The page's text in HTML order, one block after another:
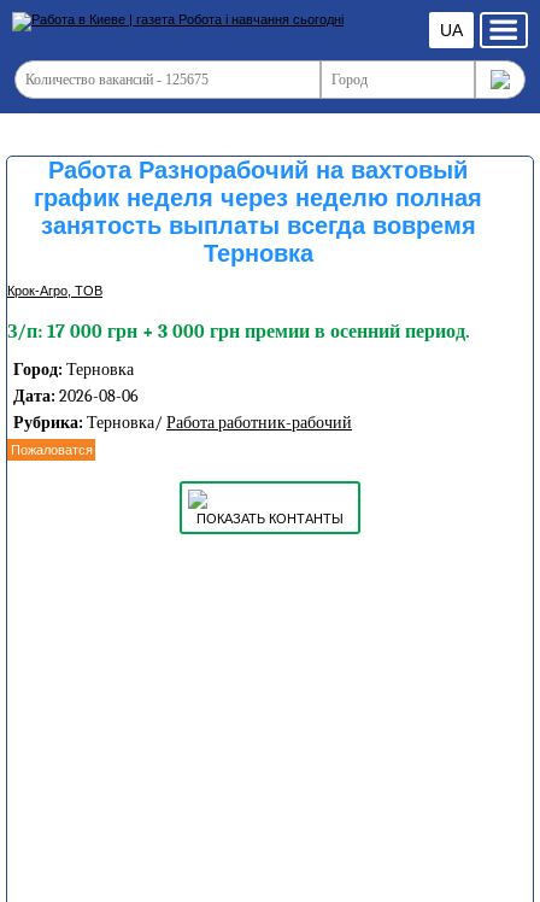
UA
Работа Разнорабочий на вахтовый
график неделя через неделю полная
занятость выплаты всегда вовремя
Терновка
Крок-Агро, ТОВ
З/п: 17 000 грн + 3 000 грн премии в осенний период.
Город: Терновка
Дата: 2026-08-06
Рубрика: Терновка/ Работа работник-рабочий
Пожаловатся
ПОКАЗАТЬ КОНТАНТЫ